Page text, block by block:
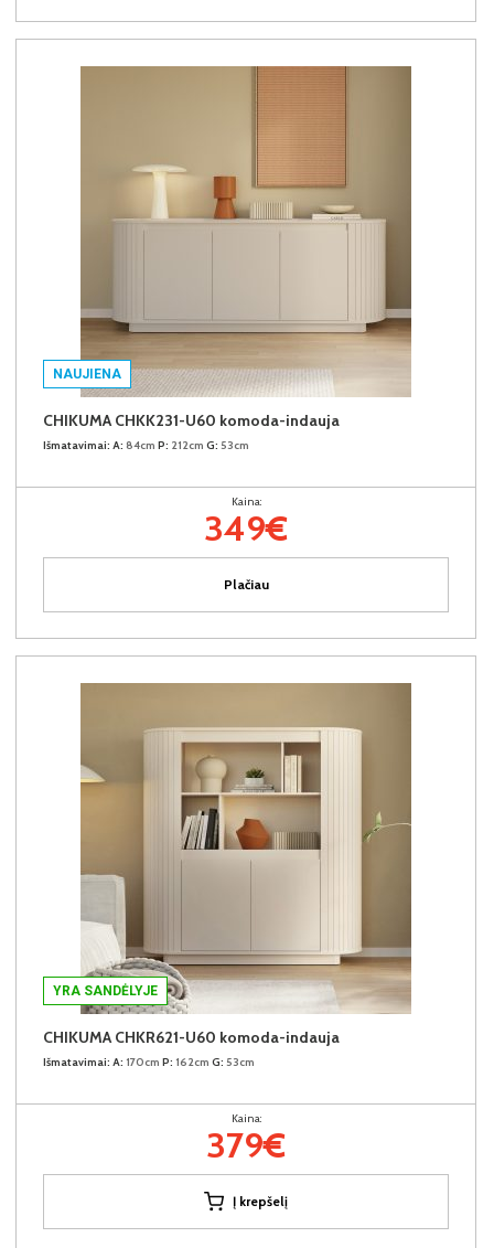
NAUJIENA
CHIKUMA CHKK231-U60 komoda-indauja
Išmatavimai: A: 84cm P: 212cm G: 53cm
Kaina:
349€
Plačiau
YRA SANDĖLYJE
CHIKUMA CHKR621-U60 komoda-indauja
Išmatavimai: A: 170cm P: 162cm G: 53cm
Kaina:
379€
Į krepšelį